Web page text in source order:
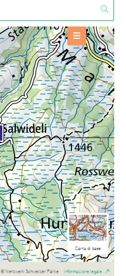
Carte nazionali n/b
Carte nazionali
Carta di base
Fotografia aerea
+
© Netzwerk Schweizer Pärke informazione legale